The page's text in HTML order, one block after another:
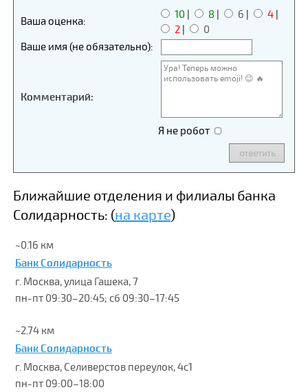
Ваша оценка:
10 | 8 | 6 | 4|
2|
0
Ваше имя (не обязательно):
Комментарий:
Я не робот
Ближайшие отделения и филиалы банка
Солидарность: (на карте)
~0.16 км
Банк Солидарность
г. Москва, улица Гашека, 7
пн-пт 09:30–20:45; сб 09:30–17:45
~2.74 км
Банк Солидарность
г. Москва, Селиверстов переулок, 4с1
пн-пт 09:00–18:00